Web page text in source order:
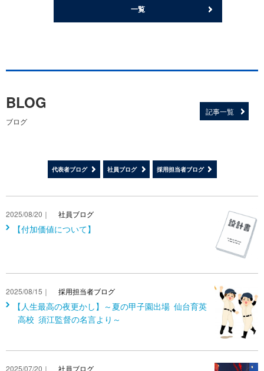
一覧
BLOG
ブログ
記事一覧
代表者ブログ 社員ブログ 採用担当者ブログ
2025/08/20｜ 社員ブログ
【付加価値について】
2025/08/15｜ 採用担当者ブログ
【人生最高の夜更かし】～夏の甲子園出場 仙台育英
高校 須江監督の名言より～
2025/07/20｜ 社員ブログ